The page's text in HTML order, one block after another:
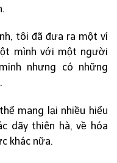
tôi đã đưa ra một ví
mình với một người
nhưng có những
mang lại nhiều hiểu
dãy thiên hà, về hóa
khác nữa.